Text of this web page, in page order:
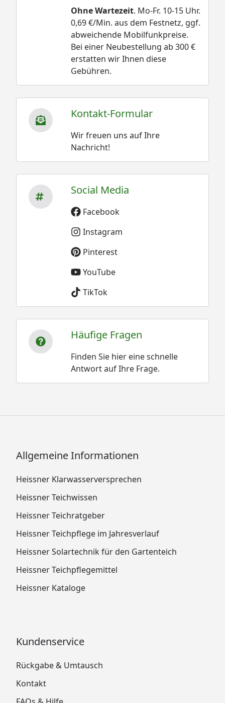
Ohne Wartezeit. Mo-Fr. 10-15 Uhr.
0,69 €/Min. aus dem Festnetz, ggf.
abweichende Mobilfunkpreise.
Bei einer Neubestellung ab 300 €
erstatten wir Ihnen diese
Gebühren.
Kontakt-Formular
Wir freuen uns auf Ihre
Nachricht!
Social Media
Facebook
Instagram
Pinterest
YouTube
TikTok
Häufige Fragen
Finden Sie hier eine schnelle
Antwort auf Ihre Frage.
Allgemeine Informationen
Heissner Klarwasserversprechen
Heissner Teichwissen
Heissner Teichratgeber
Heissner Teichpflege im Jahresverlauf
Heissner Solartechnik für den Gartenteich
Heissner Teichpflegemittel
Heissner Kataloge
Kundenservice
Rückgabe & Umtausch
Kontakt